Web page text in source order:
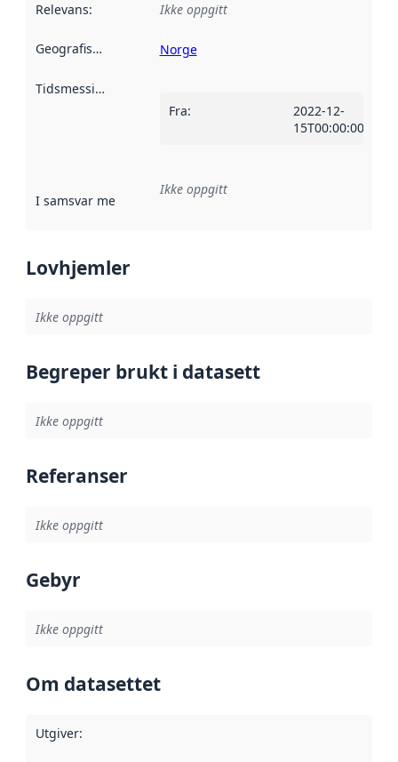
Relevans: Ikke oppgitt
Geografisk avgrensning :
Norge
Tidsmessig avgrensning
Fra:
2022-12-
15T00:00:00Z
I samsvar med Referanse til en implementasjonsregel
Ikke oppgitt
Lovhjemler
Ikke oppgitt
Begreper brukt i datasett
Ikke oppgitt
Referanser
Ikke oppgitt
Gebyr
Ikke oppgitt
Om datasettet
Utgiver: